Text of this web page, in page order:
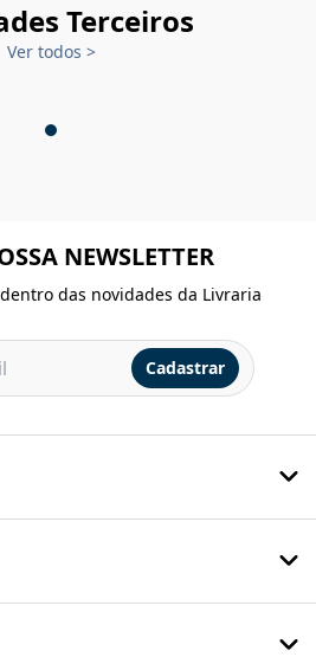
Terceiros
Ver todos >
NEWSLETTER
das novidades da Livraria
Cadastrar